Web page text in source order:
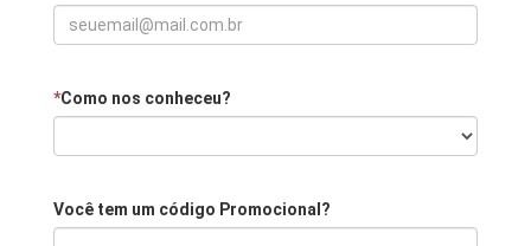
*Como nos conheceu?
Você tem um código Promocional?